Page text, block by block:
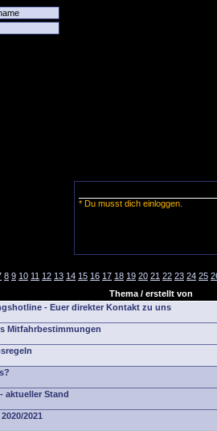
* Du musst dich einloggen.
8 9 10 11 12 13 14 15 16 17 18 19 20 21 22 23 24 25
Thema / erstellt von
- Euer direkter Kontakt zu uns
Mitfahrbestimmungen
aktueller Stand
2021